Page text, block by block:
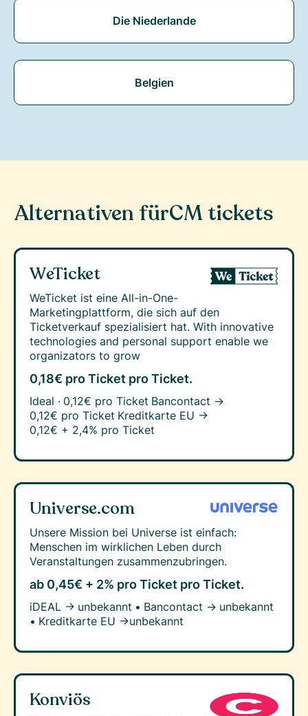
Die Niederlande
Belgien
Alternativen fürCM tickets
WeTicket
WeTicket ist eine All-in-One-
Marketingplattform, die sich auf den
Ticketverkauf spezialisiert hat. With innovative
technologies and personal support enable we
organizators to grow
0,18€ pro Ticket pro Ticket.
Ideal · 0,12€ pro Ticket Bancontact →
0,12€ pro Ticket Kreditkarte EU →
0,12€ + 2,4% pro Ticket
Universe.com
Unsere Mission bei Universe ist einfach:
Menschen im wirklichen Leben durch
Veranstaltungen zusammenzubringen.
ab 0,45€ + 2% pro Ticket pro Ticket.
iDEAL → unbekannt • Bancontact → unbekannt
• Kreditkarte EU →unbekannt
Konviös